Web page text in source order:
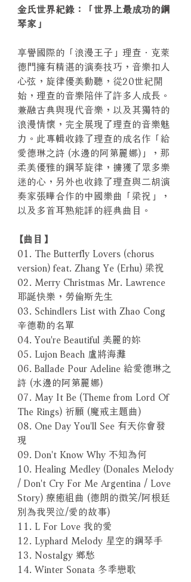
金氏世界紀錄：「世界上最成功的鋼
琴家」
享譽國際的「浪漫王子」理查．克萊
德門擁有精湛的演奏技巧，音樂扣人
心弦，旋律優美動聽，從20世紀開
始，理查的音樂陪伴了許多人成長。
兼融古典與現代音樂，以及其獨特的
浪漫情懷，完全展現了理查的音樂魅
力。此專輯收錄了理查的成名作「給
愛德琳之詩 (水邊的阿第麗娜)」，那
柔美優雅的鋼琴旋律，擄獲了眾多樂
迷的心，另外也收錄了理查與二胡演
奏家張曄合作的中國樂曲「梁祝」，
以及多首耳熟能詳的經典曲目。
【曲目】
01. The Butterfly Lovers (chorus
version) feat. Zhang Ye (Erhu) 梁祝
02. Merry Christmas Mr. Lawrence
耶誕快樂，勞倫斯先生
03. Schindlers List with Zhao Cong
辛德勒的名單
04. You're Beautiful 美麗的妳
05. Lujon Beach 盧將海灘
06. Ballade Pour Adeline 給愛德琳之
詩 (水邊的阿第麗娜)
07. May It Be (Theme from Lord Of
The Rings) 祈願 (魔戒主題曲)
08. One Day You'll See 有天你會發
現
09. Don't Know Why 不知為何
10. Healing Medley (Donales Melody
/ Don't Cry For Me Argentina / Love
Story) 療癒組曲 (德朗的微笑/阿根廷
別為我哭泣/愛的故事)
11. L For Love 我的愛
12. Lyphard Melody 星空的鋼琴手
13. Nostalgy 鄉愁
14. Winter Sonata 冬季戀歌